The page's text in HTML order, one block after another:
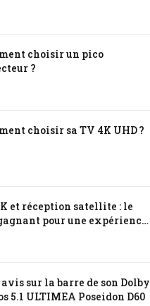
choisir un pico
?
choisir sa TV 4K UHD ?
et réception satellite : le
pour une expérience
sur la barre de son Dolby
5.1 ULTIMEA Poseidon D60